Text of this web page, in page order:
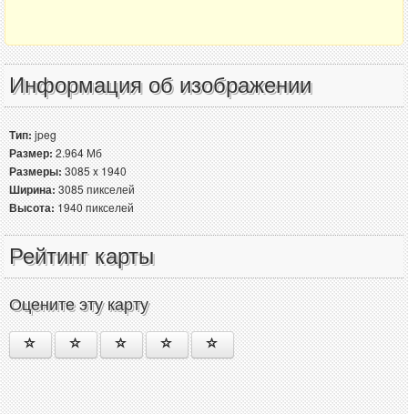
Информация об изображении
Тип:jpeg
Размер:2.964 Мб
Размеры:3085 x 1940
Ширина:3085 пикселей
Высота:1940 пикселей
Рейтинг карты
Оцените эту карту